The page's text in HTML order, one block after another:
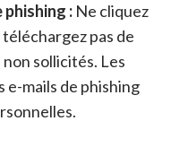
: Ne cliquez
pas de
sollicités. Les
mails de phishing